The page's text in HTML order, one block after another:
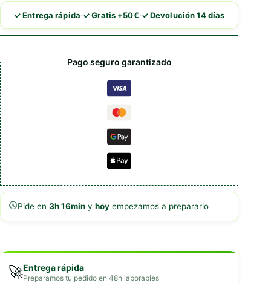
cantidad
✓ Entrega rápida·✓ Gratis +50€·✓ Devolución 14 días
Pago seguro garantizado
🕔Pide en 3h 16min y hoy empezamos a prepararlo
🚀Entrega rápida
Preparamos tu pedido en 48h laborables